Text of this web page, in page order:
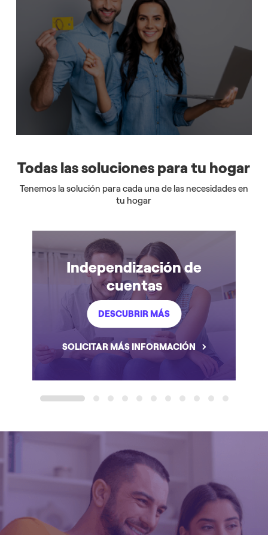
Todas las soluciones para tu hogar
Tenemos la solución para cada una de las necesidades en
tu hogar
Independización de
cuentas
DESCUBRIR MÁS
SOLICITAR MÁS INFORMACIÓN
1 2 3 4 5 6 7 8 9 10 11